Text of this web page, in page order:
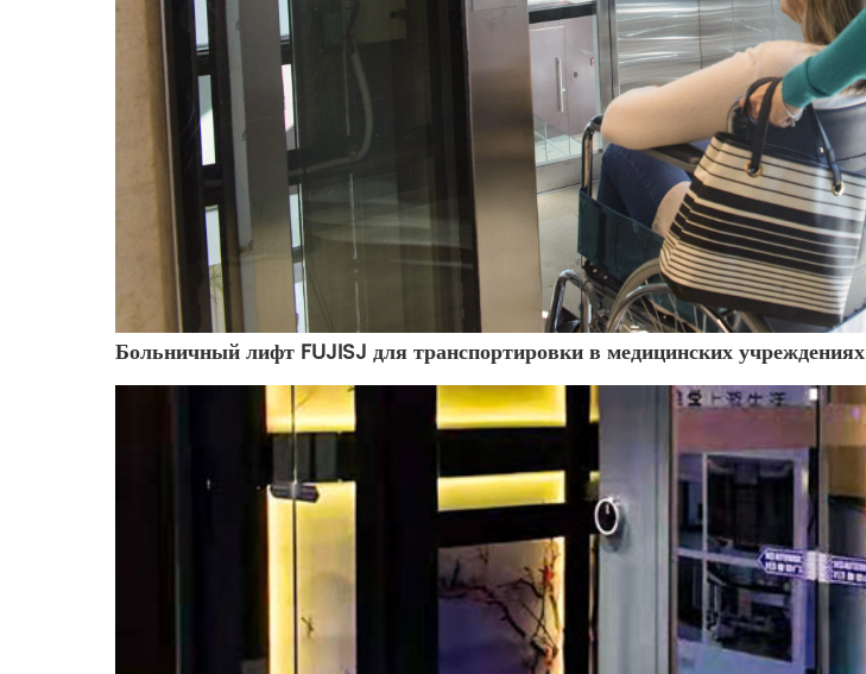
Больничный лифт FUJISJ для транспортировки в медицинских учреждениях